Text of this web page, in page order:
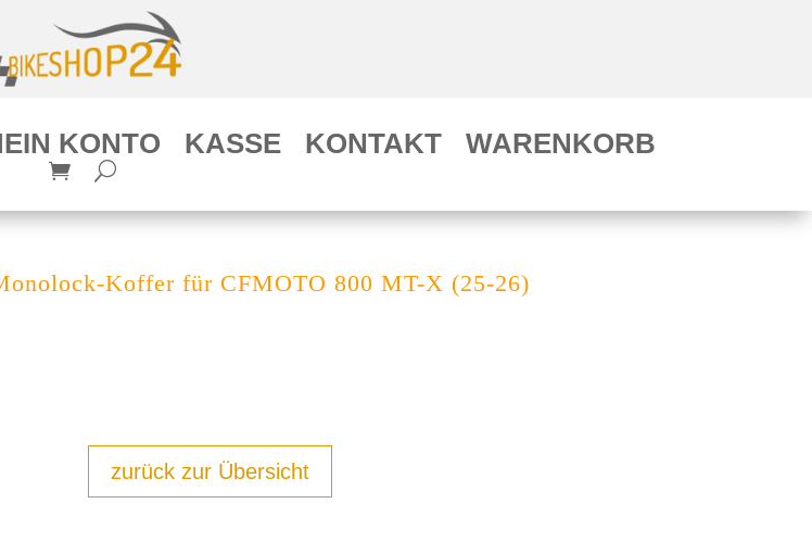
KONTO KASSE KONTAKT WARENKORB
Koffer für CFMOTO 800 MT-X (25-26)
zurück zur Übersicht